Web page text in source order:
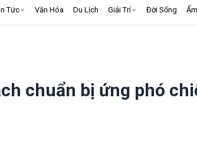
Tức Văn Hóa Du Lịch Giải Trí Đời Sống
chuẩn bị ứng phó